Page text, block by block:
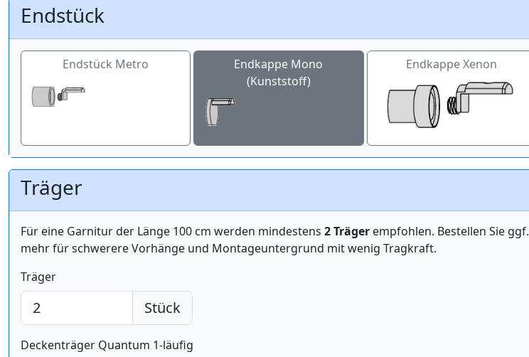
Endstück
Endstück Metro
Endkappe Mono
(Kunststoff)
Endkappe Xenon
Träger
Für eine Garnitur der Länge 100 cm werden mindestens 2 Träger empfohlen. Bestellen Sie ggf.
mehr für schwerere Vorhänge und Montageuntergrund mit wenig Tragkraft.
Träger
Stück
Deckenträger Quantum 1-läufig